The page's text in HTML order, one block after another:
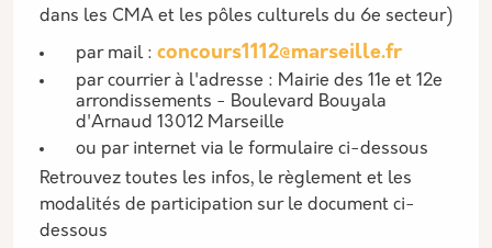
dans les CMA et les pôles culturels du 6e secteur)
par mail : concours1112@marseille.fr
par courrier à l'adresse : Mairie des 11e et 12e
arrondissements - Boulevard Bouyala
d'Arnaud 13012 Marseille
ou par internet via le formulaire ci-dessous
Retrouvez toutes les infos, le règlement et les
modalités de participation sur le document ci-
dessous